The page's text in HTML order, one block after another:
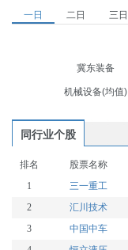
一日 二日 三日
冀东装备
机械设备(均值)
同行业个股
排名 股票名称
1
三一重工
2
汇川技术
3
中国中车